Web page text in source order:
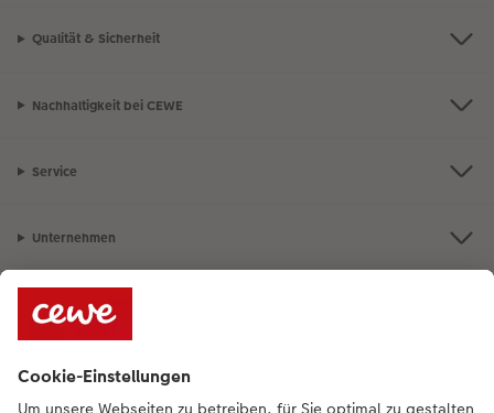
Qualität & Sicherheit
Nachhaltigkeit bei CEWE
Service
Unternehmen
Sortiment